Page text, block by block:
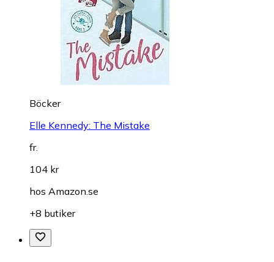
Böcker
Elle Kennedy: The Mistake
fr.
104 kr
hos Amazon.se
+8 butiker